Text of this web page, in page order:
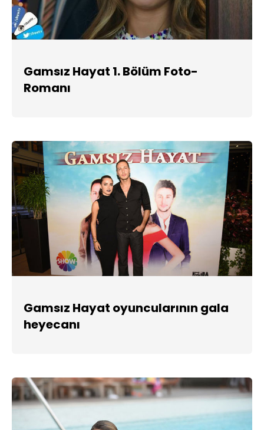
Gamsız Hayat 1. Bölüm Foto-
Romanı
Gamsız Hayat oyuncularının gala
heyecanı